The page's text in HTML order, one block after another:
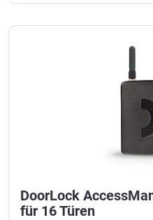
DoorLock
für 16 Türen